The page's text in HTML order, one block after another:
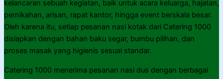
kelancaran sebuah kegiatan, baik untuk acara keluarga, hajatan,
pernikahan, arisan, rapat kantor, hingga event berskala besar.
Oleh karena itu, setiap pesanan nasi kotak dari Catering 1000
disiapkan dengan bahan baku segar, bumbu pilihan, dan
proses masak yang higienis sesuai standar.
Catering 1000 menerima pesanan nasi dus dengan berbagai